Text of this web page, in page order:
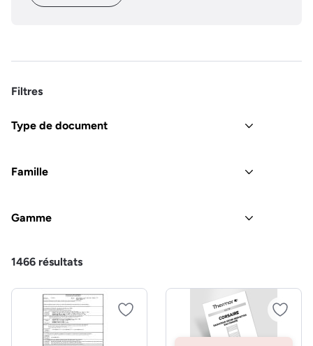
Filtres
Type de document
Famille
Gamme
1466 résultats